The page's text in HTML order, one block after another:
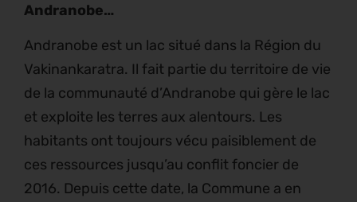
Andranobe…
Andranobe est un lac situé dans la Région du
Vakinankaratra. Il fait partie du territoire de vie
de la communauté d’Andranobe qui gère le lac
et exploite les terres aux alentours. Les
habitants ont toujours vécu paisiblement de
ces ressources jusqu’au conflit foncier de
2016. Depuis cette date, la Commune a en